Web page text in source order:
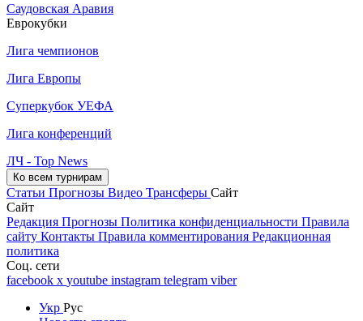
Саудовская Аравия
Еврокубки
Лига чемпионов
Лига Европы
Суперкубок УЕФА
Лига конференций
ЛЧ - Top News
Ко всем турнирам
Статьи Прогнозы Видео Трансферы Сайт
Сайт
Редакция Прогнозы Политика конфиденциальности Правила
сайту Контакты Правила комментирования Редакционная
политика
Соц. сети
facebook x youtube instagram telegram viber
Укр Рус